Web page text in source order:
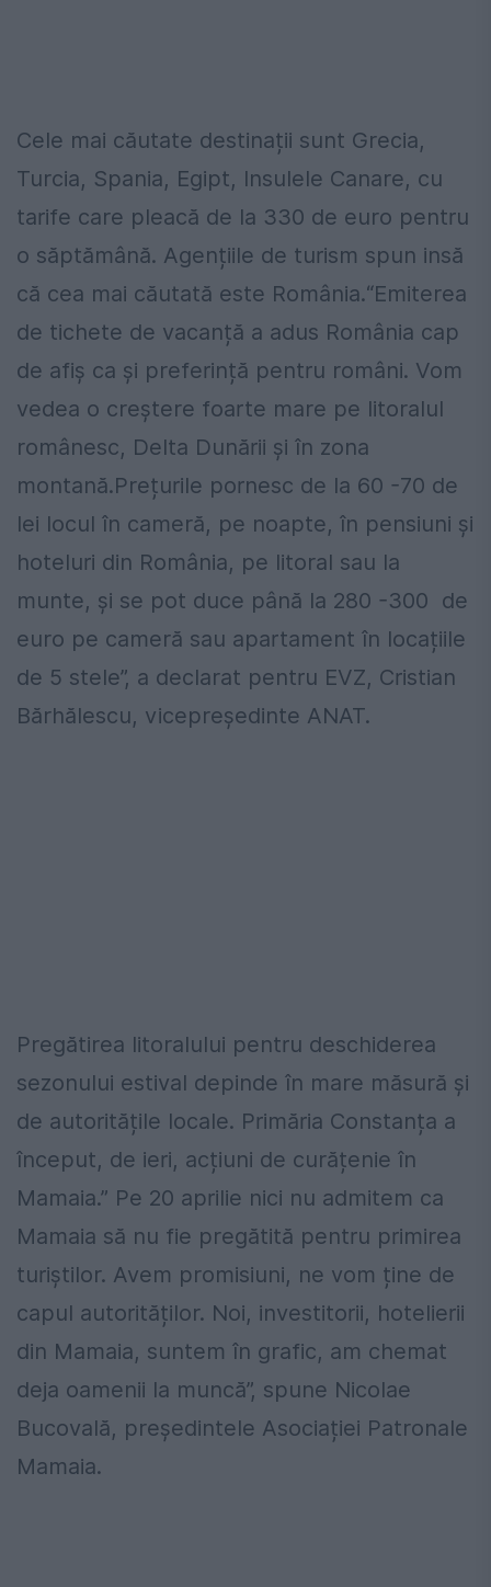
Cele mai căutate destinații sunt Grecia,
Turcia, Spania, Egipt, Insulele Canare, cu
tarife care pleacă de la 330 de euro pentru
o săptămână. Agențiile de turism spun insă
că cea mai căutată este România.“Emiterea
de tichete de vacanță a adus România cap
de afiș ca și preferință pentru români. Vom
vedea o creștere foarte mare pe litoralul
românesc, Delta Dunării și în zona
montană.Prețurile pornesc de la 60 -70 de
lei locul în cameră, pe noapte, în pensiuni și
hoteluri din România, pe litoral sau la
munte, și se pot duce până la 280 -300 de
euro pe cameră sau apartament în locațiile
de 5 stele”, a declarat pentru EVZ, Cristian
Bărhălescu, vicepreședinte ANAT.
Pregătirea litoralului pentru deschiderea
sezonului estival depinde în mare măsură și
de autoritățile locale. Primăria Constanța a
început, de ieri, acțiuni de curățenie în
Mamaia.” Pe 20 aprilie nici nu admitem ca
Mamaia să nu fie pregătită pentru primirea
turiștilor. Avem promisiuni, ne vom ține de
capul autorităților. Noi, investitorii, hotelierii
din Mamaia, suntem în grafic, am chemat
deja oamenii la muncă”, spune Nicolae
Bucovală, președintele Asociației Patronale
Mamaia.